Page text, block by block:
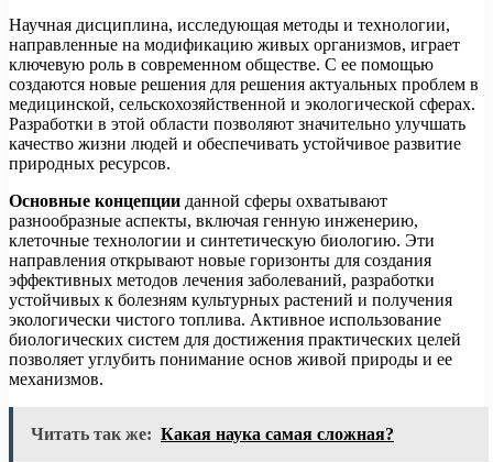
Научная дисциплина, исследующая методы и технологии,
направленные на модификацию живых организмов, играет
ключевую роль в современном обществе. С ее помощью
создаются новые решения для решения актуальных проблем в
медицинской, сельскохозяйственной и экологической сферах.
Разработки в этой области позволяют значительно улучшать
качество жизни людей и обеспечивать устойчивое развитие
природных ресурсов.
Основные концепции данной сферы охватывают
разнообразные аспекты, включая генную инженерию,
клеточные технологии и синтетическую биологию. Эти
направления открывают новые горизонты для создания
эффективных методов лечения заболеваний, разработки
устойчивых к болезням культурных растений и получения
экологически чистого топлива. Активное использование
биологических систем для достижения практических целей
позволяет углубить понимание основ живой природы и ее
механизмов.
Читать так же: Какая наука самая сложная?